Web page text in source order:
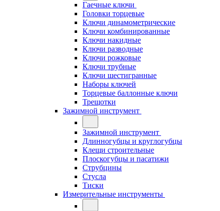
Гаечные ключи
Головки торцевые
Ключи динамометрические
Ключи комбинированные
Ключи накидные
Ключи разводные
Ключи рожковые
Ключи трубные
Ключи шестигранные
Наборы ключей
Торцевые баллонные ключи
Трещотки
Зажимной инструмент
Зажимной инструмент
Длинногубцы и круглогубцы
Клещи строительные
Плоскогубцы и пасатижи
Струбцины
Стусла
Тиски
Измерительные инструменты